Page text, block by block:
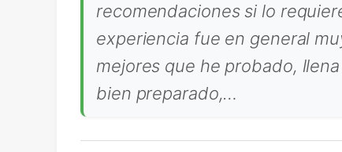
recomendaciones si lo
experiencia fue en general
mejores que he probado,
bien preparado,…